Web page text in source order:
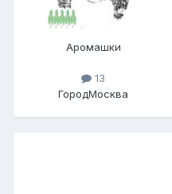
Аромашки
13
ГородМосква